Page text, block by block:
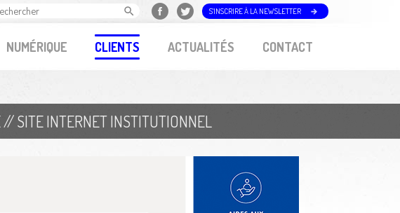
NUMÉRIQUE CLIENTS ACTUALITÉS CONTACT
S'INSCRIRE À LA NEWSLETTER
// SITE INTERNET INSTITUTIONNEL